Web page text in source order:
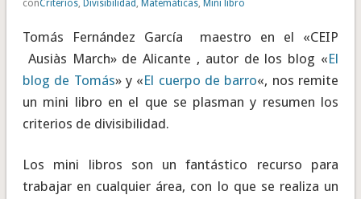
conCriterios, Divisibilidad , Matemáticas, Mini libro
Tomás Fernández García maestro en el «CEIP
Ausiàs March» de Alicante , autor de los blog «El
blog de Tomás» y «El cuerpo de barro«, nos remite
un mini libro en el que se plasman y resumen los
criterios de divisibilidad.
Los mini libros son un fantástico recurso para
trabajar en cualquier área, con lo que se realiza un